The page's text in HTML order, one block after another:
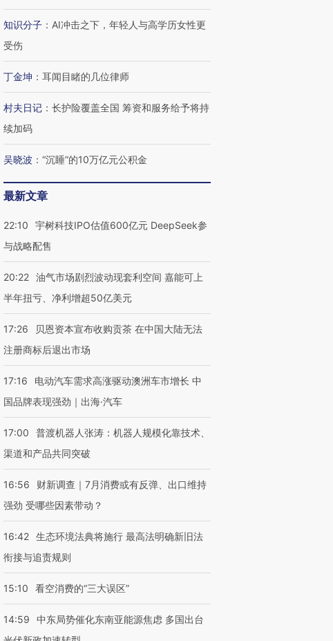
的吸金
什么让中产们甘
找虐”？
粒摇头丸 尿检体内含3种
度Z世代 用街头抗争将教
走进第四届链博
数智科技“链”接产
【特别呈现】寻找100种
有意思的生活方式·第三对
CFO：不靠规模取胜，华
知识分子 ： AI冲击之下，年轻人与高学历女性更
受伤
丁金坤 ： 耳闻目睹的几位律师
村夫日记 ： 长护险覆盖全国 筹资和服务给予将持
续加码
吴晓波 ： “沉睡”的10万亿元公积金
最新文章
22:10
宇树科技IPO估值600亿元 DeepSeek参
与战略配售
20:22 油气市场剧烈波动现套利空间 嘉能可上
半年扭亏、净利增超50亿美元
17:26
贝恩资本宣布收购贡茶 在中国大陆无法
注册商标后退出市场
17:16
电动汽车需求高涨驱动澳洲车市增长 中
国品牌表现强劲｜出海·汽车
17:00
普渡机器人张涛：机器人规模化靠技术、
渠道和产品共同突破
16:56
财新调查｜7月消费或有反弹、出口维持
强劲 受哪些因素带动？
16:42 生态环境法典将施行 最高法明确新旧法
衔接与追责规则
15:10 看空消费的“三大误区”
14:59
中东局势催化东南亚能源焦虑 多国出台